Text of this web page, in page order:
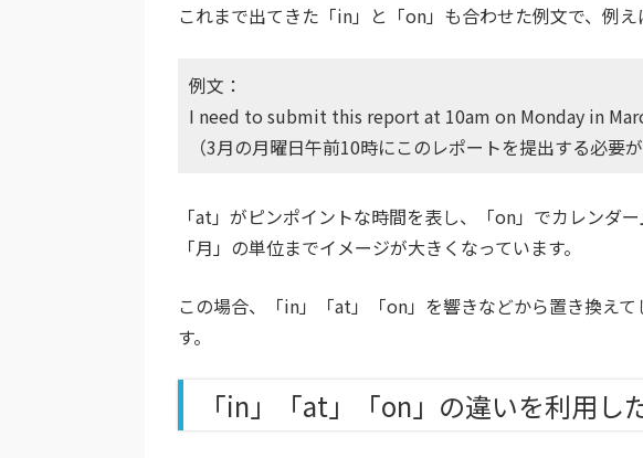
これまで出てきた「in」と「on」も合わせた例文で、例え
例文：
I need to submit this report at 10am on Monday in
（3月の月曜日午前10時にこのレポートを提出する必要が
「at」がピンポイントな時間を表し、「on」でカレンダ
「月」の単位までイメージが大きくなっています。
この場合、「in」「at」「on」を響きなどから置き換え
す。
「in」「at」「on」の違いを利用し